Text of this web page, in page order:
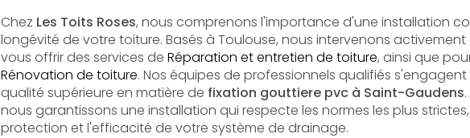
Chez Les Toits Roses, nous comprenons l'importance d'une installation
longévité de votre toiture. Basés à Toulouse, nous intervenons
vous offrir des services de Réparation et entretien de toiture, ainsi que
Rénovation de toiture. Nos équipes de professionnels qualifiés
qualité supérieure en matière de fixation gouttiere pvc à Saint-Gaudens
nous garantissons une installation qui respecte les normes les plus
protection et l'efficacité de votre système de drainage.